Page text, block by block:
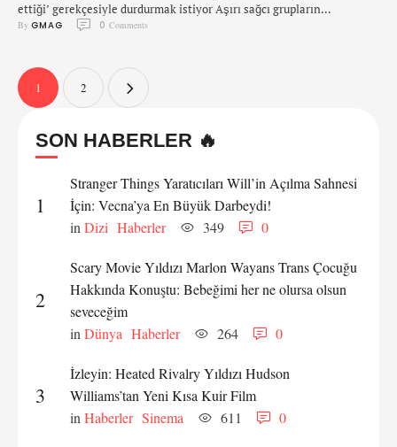
ettiği’ gerekçesiyle durdurmak istiyor Aşırı sağcı grupların
savunucuları Stockholm Onur Yürüyüşü’nü ‘aile değerlerini tehdit
Stockh Onur Yürüyüşü geçidinde yer aldı. Göteborgs-Posten’e
konuşan Fredrik Hagberg bir grubun şenlik sırasında etkinlikleri
By GMAG 0 Comments
1 2
SON HABERLER 🔥
1
Stranger Things Yaratıcıları Will’in Açılma Sahnesi
İçin: Vecna’ya En Büyük Darbeydi!
in Dizi Haberler 349 0
2
Scary Movie Yıldızı Marlon Wayans Trans Çocuğu
Hakkında Konuştu: Bebeğimi her ne olursa olsun
seveceğim
in Dünya Haberler 264 0
3
İzleyin: Heated Rivalry Yıldızı Hudson
Williams’tan Yeni Kısa Kuir Film
in Haberler Sinema 611 0